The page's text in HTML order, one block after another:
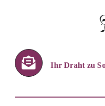
Ihr Draht zu